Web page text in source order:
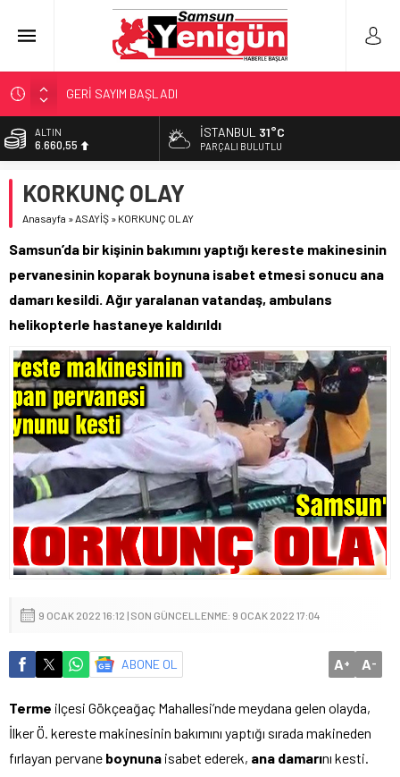
GERİ SAYIM BAŞLADI
SAMSUNSPOR’DA HEDEF 5’İNCİLİK!
‘BAFRA’YA YATIRIM YAPIN!’
YÖNETİCİ SEÇERKEN YAPILAN EN BÜYÜK HATALAR
ALTIN
6.660,55
13.779,39
DOLAR
55,1881
İSTANBUL 31°C
PARÇALI BULUTLU
KORKUNÇ OLAY
Anasayfa »ASAYİŞ » KORKUNÇ OLAY
Samsun’da bir kişinin bakımını yaptığı kereste makinesinin
pervanesinin koparak boynuna isabet etmesi sonucu ana
damarı kesildi. Ağır yaralanan vatandaş, ambulans
helikopterle hastaneye kaldırıldı
9 OCAK 2022 16:12 | SON GÜNCELLENME: 9 OCAK 2022 17:04
ABONE OL A+ A-
Terme ilçesi Gökçeağaç Mahallesi’nde meydana gelen olayda,
İlker Ö. kereste makinesinin bakımını yaptığı sırada makineden
fırlayan pervane boynuna isabet ederek, ana damarını kesti.